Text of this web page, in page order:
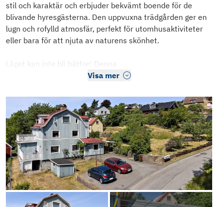
stil och karaktär och erbjuder bekvämt boende för de
blivande hyresgästerna. Den uppvuxna trädgården ger en
lugn och rofylld atmosfär, perfekt för utomhusaktiviteter
eller bara för att njuta av naturens skönhet.
Läget kan inte bli bättre! Denna
Visa mer